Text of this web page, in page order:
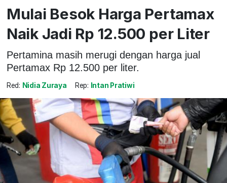
Mulai Besok Harga Pertamax
Naik Jadi Rp 12.500 per Liter
Pertamina masih merugi dengan harga jual
Pertamax Rp 12.500 per liter.
Red: Nidia Zuraya Rep: Intan Pratiwi